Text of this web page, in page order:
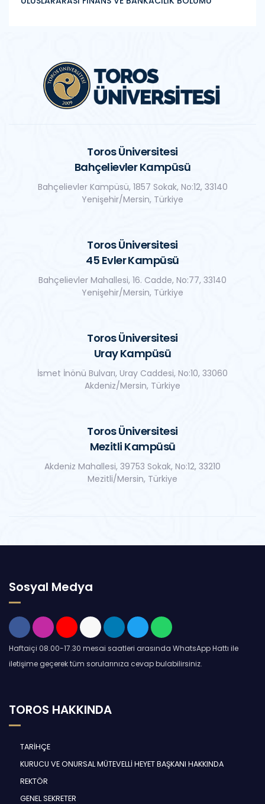
Toros Üniversitesi
Bahçelievler Kampüsü
Bahçelievler Kampüsü, 1857 Sokak, No:12, 33140
Yenişehir/Mersin, Türkiye
Toros Üniversitesi
45 Evler Kampüsü
Bahçelievler Mahallesi, 16. Cadde, No:77, 33140
Yenişehir/Mersin, Türkiye
Toros Üniversitesi
Uray Kampüsü
İsmet İnönü Bulvarı, Uray Caddesi, No:10, 33060
Akdeniz/Mersin, Türkiye
Toros Üniversitesi
Mezitli Kampüsü
Akdeniz Mahallesi, 39753 Sokak, No:12, 33210
Mezitli/Mersin, Türkiye
Sosyal Medya
Haftaiçi 08.00-17.30 mesai saatleri arasında WhatsApp Hattı ile
iletişime geçerek tüm sorularınıza cevap bulabilirsiniz.
TOROS HAKKINDA
TARİHÇE
KURUCU VE ONURSAL MÜTEVELLİ HEYET BAŞKANI HAKKINDA
REKTÖR
GENEL SEKRETER